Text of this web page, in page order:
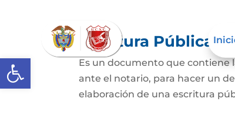
Abrir barra de herramientas
Escritura Pública
Es un documento que contiene
ante el notario, para hacer un
elaboración de una escritura